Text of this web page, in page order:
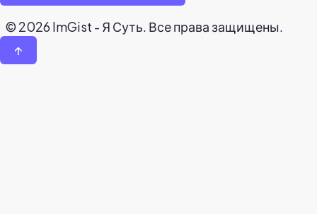
© 2026 ImGist - Я Суть. Все права защищены.
↑